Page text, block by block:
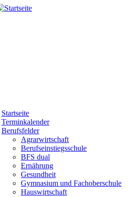
aktivieren/deaktivieren
Startseite
Terminkalender
Berufsfelder
Agrarwirtschaft
Berufseinstiegsschule
BFS dual
Ernährung
Gesundheit
Gymnasium und Fachoberschule
Hauswirtschaft